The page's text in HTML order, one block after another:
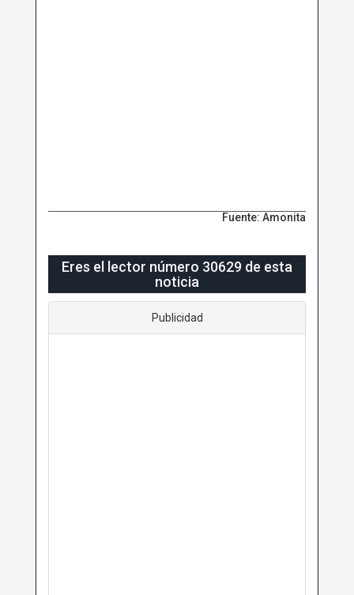
Fuente: Amonita
Eres el lector número 30629 de esta
noticia
Publicidad